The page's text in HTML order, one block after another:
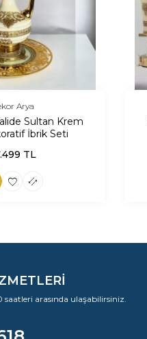
Arya
Sultan Krem
İbrik Seti
TL
arasında ulaşabilirsiniz.